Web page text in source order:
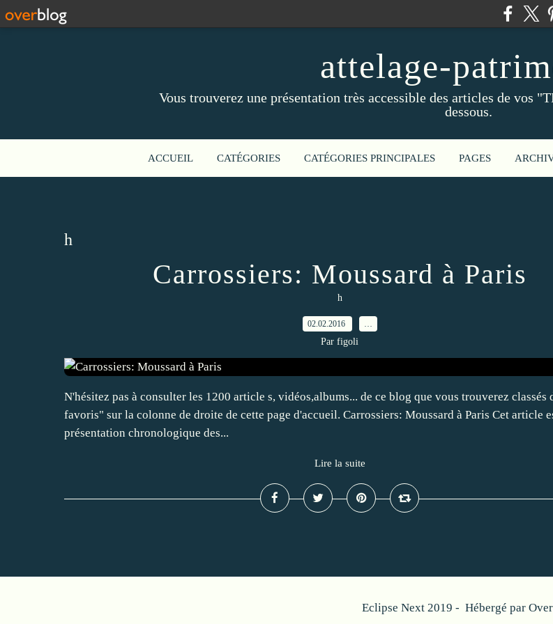
attelage-
Vous trouverez une présentation très accessible des articles de vos
dessous.
ACCUEIL CATÉGORIES CATÉGORIES PRINCIPALES PAGES
h
Carrossiers: Moussard à Paris
h
02.02.2016 …
Par figoli
N'hésitez pas à consulter les 1200 article s, vidéos,albums... de ce blog que vous trouverez classés
favoris" sur la colonne de droite de cette page d'accueil. Carrossiers: Moussard à Paris Cet article
présentation chronologique des...
Lire la suite
Eclipse Next 2019 - Hébergé par